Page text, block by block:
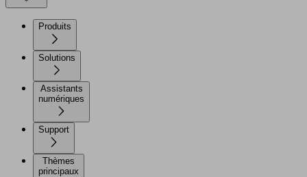
Produits
Solutions
Assistants
numériques
Support
Thèmes
principaux